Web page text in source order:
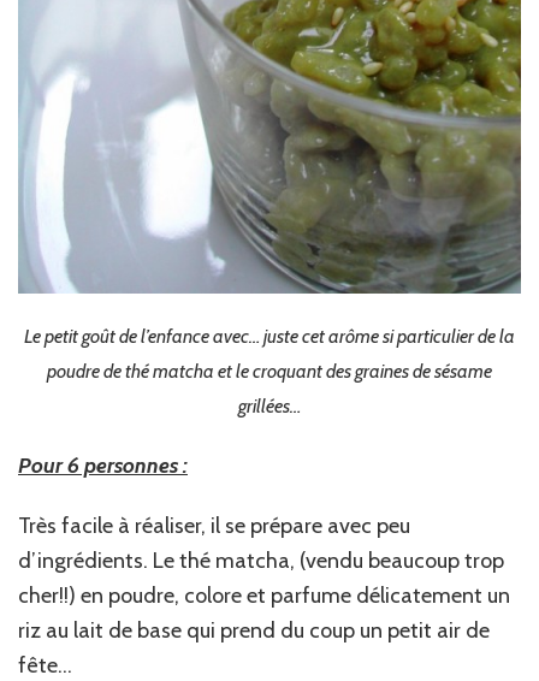
Le petit goût de l’enfance avec… juste cet arôme si particulier de la
poudre de thé matcha et le croquant des graines de sésame
grillées…
Pour 6 personnes :
Très facile à réaliser, il se prépare avec peu
d’ingrédients. Le thé matcha, (vendu beaucoup trop
cher!!) en poudre, colore et parfume délicatement un
riz au lait de base qui prend du coup un petit air de
fête…